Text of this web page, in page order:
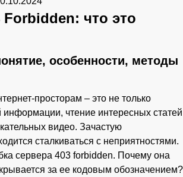
что это
особенности, методы
просторам – это не только
информации, чтение интересных статей
видео. Зачастую
сталкиваться с неприятностями.
сервера 403 forbidden. Почему она
за ее кодовым обозначением?